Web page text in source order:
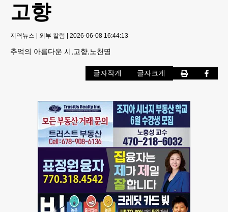
고향
지역뉴스 | 외부 칼럼 | 2026-06-08 16:44:13
추억의 아름다운 시,고향,노천명
글자작게 글자크게